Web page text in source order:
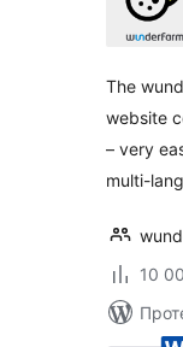
The
website
– very
multi-
10